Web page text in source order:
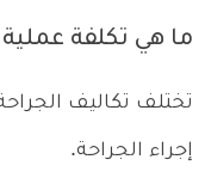
ما هي تكلفة
تختلف تكاليف
إجراء الجراحة.